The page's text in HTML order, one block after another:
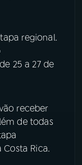
regional.
25 a 27 de
receber
de todas
Rica.